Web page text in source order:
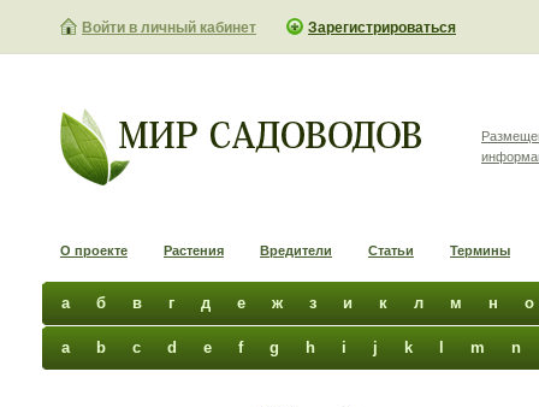
Войти в личный кабинет Зарегистрироваться
О проекте Растения Вредители Статьи Термины
а б в г д е ж з и к л м н о
a b c d e f g h i j k m n